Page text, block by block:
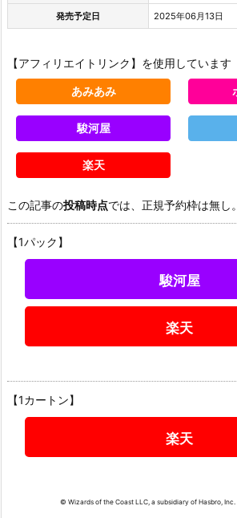
発売予定日 2025年06月13日
【アフィリエイトリンク】を使用しています
あみあみ
駿河屋
楽天
この記事の投稿時点では、正規予約枠は無し。
【1パック】
駿河屋
楽天
【1カートン】
楽天
© Wizards of the Coast LLC, a subsidiary of Hasbro, Inc.